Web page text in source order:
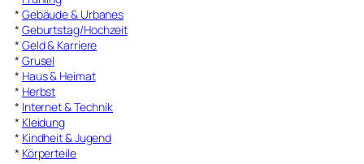
* Gebäude & Urbanes
* Geburtstag/Hochzeit
* Geld & Karriere
* Grusel
* Haus & Heimat
* Herbst
* Internet & Technik
* Kleidung
* Kindheit & Jugend
* Körperteile